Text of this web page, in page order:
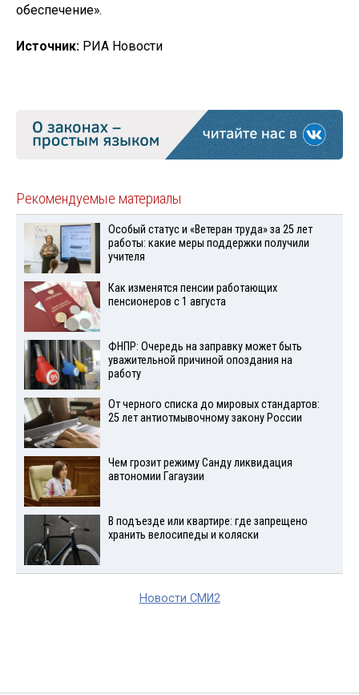
обеспечение».
Источник: РИА Новости
Рекомендуемые материалы
Особый статус и «Ветеран труда» за 25 лет
работы: какие меры поддержки получили
учителя
Как изменятся пенсии работающих
пенсионеров с 1 августа
ФНПР: Очередь на заправку может быть
уважительной причиной опоздания на
работу
От черного списка до мировых стандартов:
25 лет антиотмывочному закону России
Чем грозит режиму Санду ликвидация
автономии Гагаузии
В подъезде или квартире: где запрещено
хранить велосипеды и коляски
Новости СМИ2